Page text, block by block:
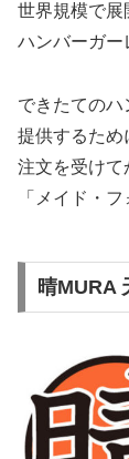
世界規模で展
ハンバーガー
できたてのハ
提供するため
注文を受けて
「メイド・フ
晴MURA